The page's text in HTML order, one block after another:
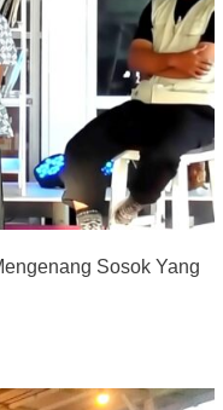
Sosok Yang